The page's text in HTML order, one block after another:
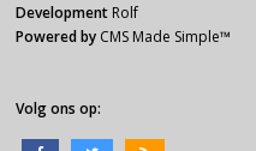
Development Rolf
Powered by CMS Made Simple™
Volg ons op: